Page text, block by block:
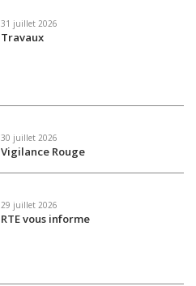
31 juillet 2026
Travaux
30 juillet 2026
Vigilance Rouge
29 juillet 2026
RTE vous informe